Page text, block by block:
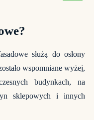
służą do osłony
wspomniane wyżej,
budynkach, na
sklepowych i innych